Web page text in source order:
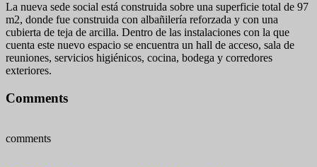
La nueva sede social está construida sobre una superficie total de 97
m2, donde fue construida con albañilería reforzada y con una
cubierta de teja de arcilla. Dentro de las instalaciones con la que
cuenta este nuevo espacio se encuentra un hall de acceso, sala de
reuniones, servicios higiénicos, cocina, bodega y corredores
exteriores.
Comments
comments